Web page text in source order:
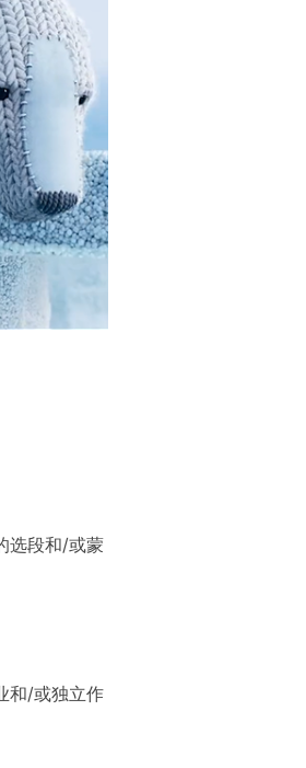
选段和/或蒙
和/或独立作